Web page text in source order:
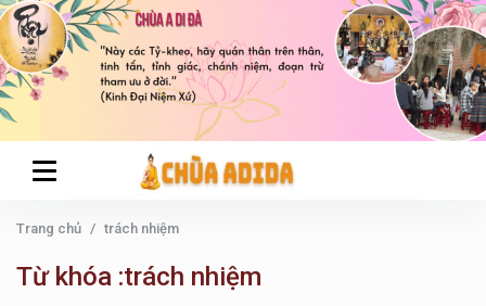
Trang chủ trách nhiệm
Từ khóa :trách nhiệm